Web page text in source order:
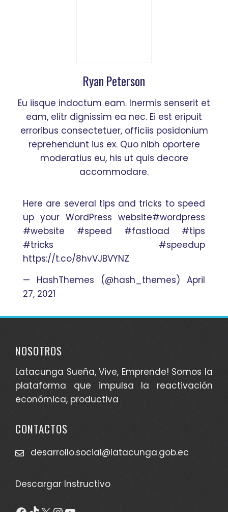
Ryan Peterson
Eu iisque indoctum eam. Inermis senserit et
eam, elitr dignissim ea nec. Ei est eripuit
erroribus consectetuer, officiis posidonium
reprehendunt ius ex. Quo nibh oportere
moderatius eu, his ut quis decore
accommodare.
Here are several tips and tricks to speed
up your WordPress website#wordpress
#website
#speed #fastload
#tips
#tricks
#speedup
https://t.co/8hvVJBVYNZ
— HashThemes (@hash_themes) April
27, 2021
NOSOTROS
Latacunga Sueña, Vive, Emprende! Somos la
plataforma que impulsa la reactivación
económica, productiva
CONTACTOS
desarrollo.social@latacunga.gob.ec
Descargar Instructivo